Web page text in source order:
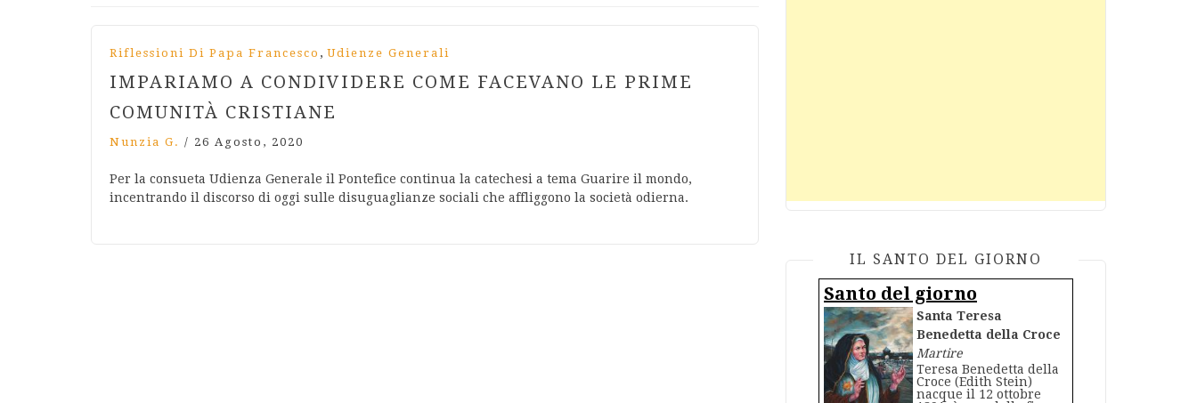
Riflessioni Di Papa Francesco , Udienze Generali
IMPARIAMO A CONDIVIDERE COME FACEVANO LE PRIME
COMUNITÀ CRISTIANE
Nunzia G. / 26 Agosto, 2020
Per la consueta Udienza Generale il Pontefice continua la catechesi a tema Guarire il mondo,
incentrando il discorso di oggi sulle disuguaglianze sociali che affliggono la società odierna.
IL SANTO DEL GIORNO
Santo del giorno
Santa Teresa
Benedetta della Croce
Martire
Teresa Benedetta della
Croce (Edith Stein)
nacque il 12 ottobre